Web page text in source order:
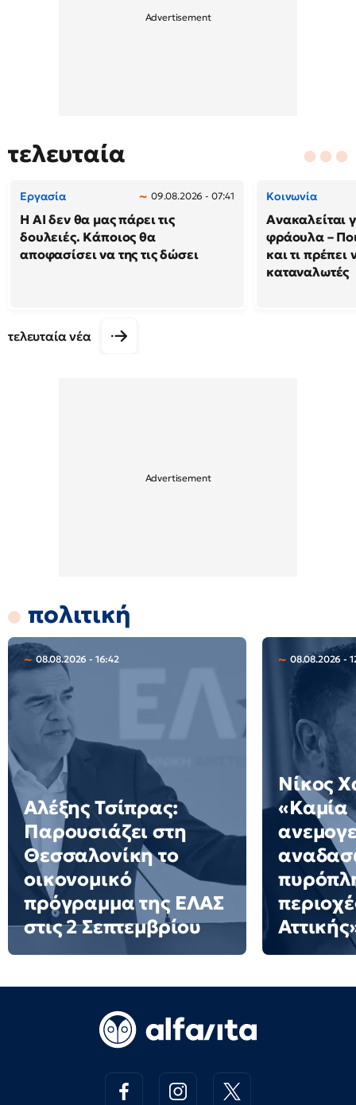
τελευταία
Εργασία 09.08.2026 - 07:41
Η AI δεν θα μας πάρει τις
δουλειές. Κάποιος θα
αποφασίσει να της τις δώσει
Κοινωνία
Ανακαλείται
φράουλα –
και τι πρέπει
καταναλωτές
τελευταία νέα
πολιτική
08.08.2026 - 16:42
Αλέξης Τσίπρας:
Παρουσιάζει στη
Θεσσαλονίκη το
οικονομικό
πρόγραμμα της ΕΛΑΣ
στις 2 Σεπτεμβρίου
08.08.2026 -
Νίκος
«Καμία